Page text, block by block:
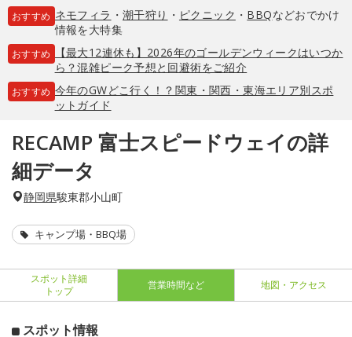
おすすめ ネモフィラ ・ 潮干狩り ・ ピクニック ・ BBQなどおでかけ
情報を大特集
おすすめ
【最大12連休も】2026年のゴールデンウィークはいつか
ら？混雑ピーク予想と回避術をご紹介
おすすめ 今年のGWどこ行く！？関東・関西・東海エリア別スポ
ットガイド
RECAMP 富士スピードウェイの詳
細データ
静岡県駿東郡小山町
キャンプ場・BBQ場
スポット詳細
トップ
営業時間など 地図・アクセス
スポット情報